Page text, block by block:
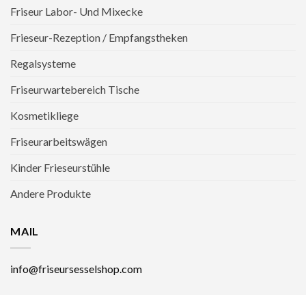
Friseur Labor- Und Mixecke
Frieseur-Rezeption / Empfangstheken
Regalsysteme
Friseurwartebereich Tische
Kosmetikliege
Friseurarbeitswägen
Kinder Frieseurstühle
Andere Produkte
MAIL
info@friseursesselshop.com